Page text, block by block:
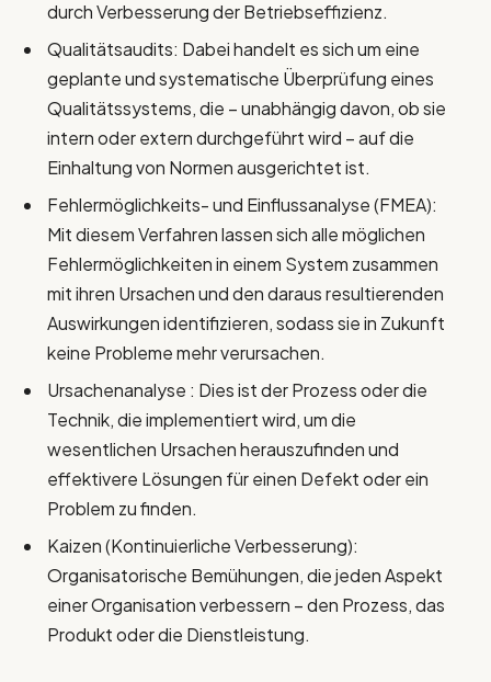
durch Verbesserung der Betriebseffizienz.
Qualitätsaudits: Dabei handelt es sich um eine
geplante und systematische Überprüfung eines
Qualitätssystems, die – unabhängig davon, ob sie
intern oder extern durchgeführt wird – auf die
Einhaltung von Normen ausgerichtet ist.
Fehlermöglichkeits- und Einflussanalyse (FMEA):
Mit diesem Verfahren lassen sich alle möglichen
Fehlermöglichkeiten in einem System zusammen
mit ihren Ursachen und den daraus resultierenden
Auswirkungen identifizieren, sodass sie in Zukunft
keine Probleme mehr verursachen.
Ursachenanalyse : Dies ist der Prozess oder die
Technik, die implementiert wird, um die
wesentlichen Ursachen herauszufinden und
effektivere Lösungen für einen Defekt oder ein
Problem zu finden.
Kaizen (Kontinuierliche Verbesserung):
Organisatorische Bemühungen, die jeden Aspekt
einer Organisation verbessern – den Prozess, das
Produkt oder die Dienstleistung.